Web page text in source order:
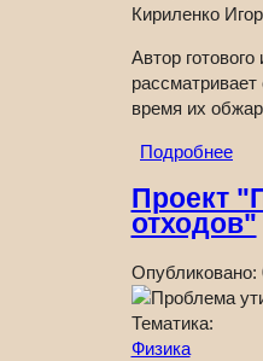
Кириленко
Автор
время их
Подробнее
Проект
отходов"
Опубликовано:
Тематика:
Физика